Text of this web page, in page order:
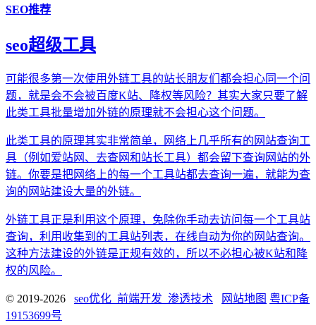
SEO推荐
seo超级工具
可能很多第一次使用外链工具的站长朋友们都会担心同一个问
题，就是会不会被百度K站、降权等风险？其实大家只要了解
此类工具批量增加外链的原理就不会担心这个问题。
此类工具的原理其实非常简单，网络上几乎所有的网站查询工
具（例如爱站网、去查网和站长工具）都会留下查询网站的外
链。你要是把网络上的每一个工具站都去查询一遍，就能为查
询的网站建设大量的外链。
外链工具正是利用这个原理，免除你手动去访问每一个工具站
查询，利用收集到的工具站列表，在线自动为你的网站查询。
这种方法建设的外链是正规有效的，所以不必担心被K站和降
权的风险。
© 2019-2026 seo优化_前端开发_渗透技术 网站地图 粤ICP备
19153699号